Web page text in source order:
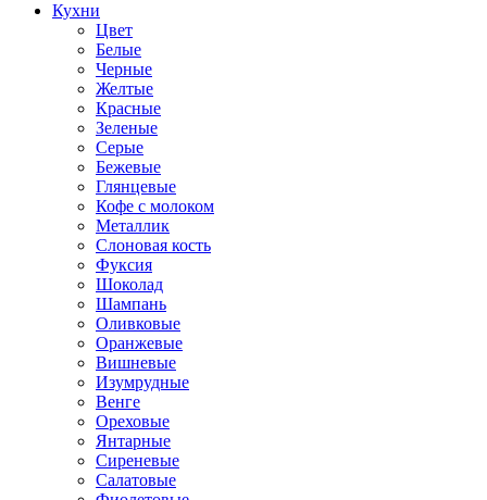
Кухни
Цвет
Белые
Черные
Желтые
Красные
Зеленые
Серые
Бежевые
Глянцевые
Кофе с молоком
Металлик
Слоновая кость
Фуксия
Шоколад
Шампань
Оливковые
Оранжевые
Вишневые
Изумрудные
Венге
Ореховые
Янтарные
Сиреневые
Салатовые